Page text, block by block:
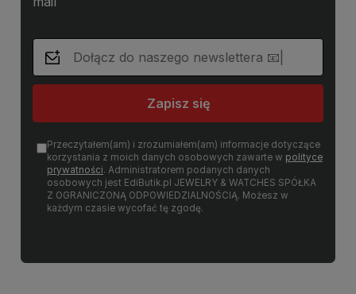
Zapisz się
Przeczytałem(am) i zrozumiałem(am) informacje dotyczące
korzystania z moich danych osobowych zawarte w polityce
prywatności. Administratorem podanych danych
osobowych jest EdiButik.pl JEWELRY & WATCHES SPÓŁKA
Z OGRANICZONĄ ODPOWIEDZIALNOŚCIĄ. Możesz w
każdym czasie wycofać tę zgodę.